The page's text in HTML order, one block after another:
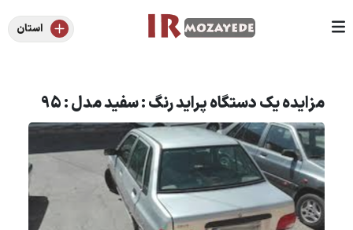
استان
مزایده یک دستگاه پراید رنگ : سفید مدل : 95